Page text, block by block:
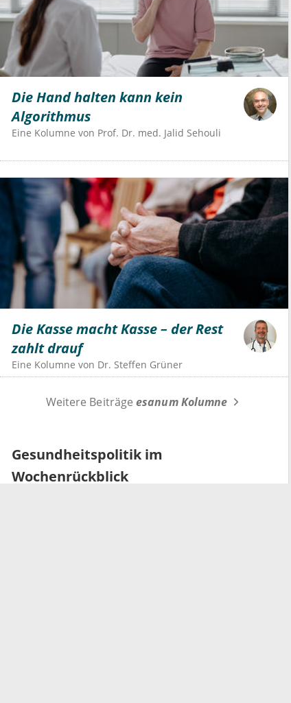
Die Hand halten kann kein
Algorithmus
Eine Kolumne von Prof. Dr. med. Jalid Sehouli
Die Kasse macht Kasse – der Rest
zahlt drauf
Eine Kolumne von Dr. Steffen Grüner
Weitere Beiträgeesanum Kolumne
Gesundheitspolitik im
Wochenrückblick